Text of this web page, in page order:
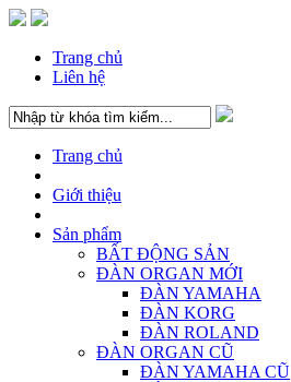
Trang chủ
Liên hệ
Trang chủ
Giới thiệu
Sản phẩm
BẤT ĐỘNG SẢN
ĐÀN ORGAN MỚI
ĐÀN YAMAHA
ĐÀN KORG
ĐÀN ROLAND
ĐÀN ORGAN CŨ
ĐÀN YAMAHA CŨ